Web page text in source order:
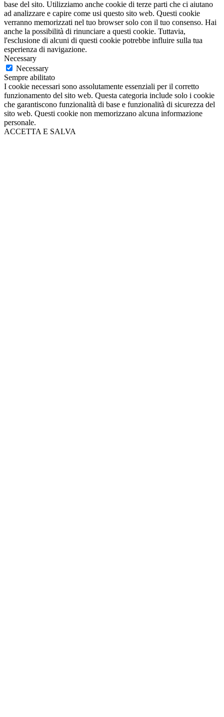
base del sito. Utilizziamo anche cookie di terze parti che ci aiutano
ad analizzare e capire come usi questo sito web. Questi cookie
verranno memorizzati nel tuo browser solo con il tuo consenso. Hai
anche la possibilità di rinunciare a questi cookie. Tuttavia,
l'esclusione di alcuni di questi cookie potrebbe influire sulla tua
esperienza di navigazione.
Necessary
Necessary
Sempre abilitato
I cookie necessari sono assolutamente essenziali per il corretto
funzionamento del sito web. Questa categoria include solo i cookie
che garantiscono funzionalità di base e funzionalità di sicurezza del
sito web. Questi cookie non memorizzano alcuna informazione
personale.
ACCETTA E SALVA